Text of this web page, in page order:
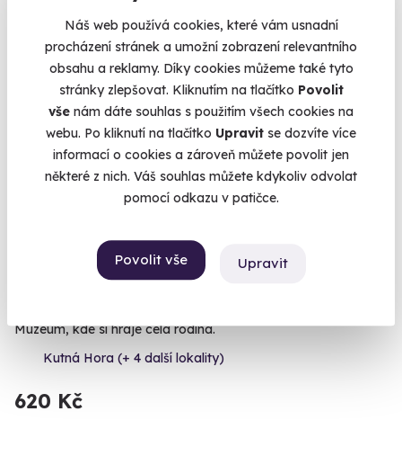
Náš web používá cookies, které vám usnadní
procházení stránek a umožní zobrazení relevantního
obsahu a reklamy. Díky cookies můžeme také tyto
stránky zlepšovat. Kliknutím na tlačítko Povolit
vše nám dáte souhlas s použitím všech cookies na
webu. Po kliknutí na tlačítko Upravit se dozvíte více
informací o cookies a zároveň můžete povolit jen
některé z nich. Váš souhlas můžete kdykoliv odvolat
pomocí odkazu v patičce.
Povolit vše Upravit
Volný termín už 09. 08. 2026
Novinka
Rodinný vstup do muzea s největší sbírkou
Muzeum, kde si hraje celá rodina.
Kutná Hora (+ 4 další lokality)
620 Kč